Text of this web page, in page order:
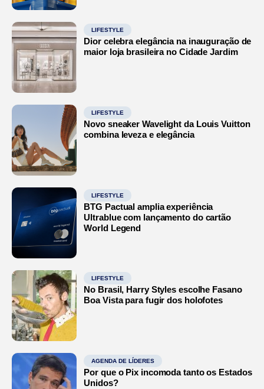
LIFESTYLE
Dior celebra elegância na inauguração de
maior loja brasileira no Cidade Jardim
LIFESTYLE
Novo sneaker Wavelight da Louis Vuitton
combina leveza e elegância
LIFESTYLE
BTG Pactual amplia experiência
Ultrablue com lançamento do cartão
World Legend
LIFESTYLE
No Brasil, Harry Styles escolhe Fasano
Boa Vista para fugir dos holofotes
AGENDA DE LÍDERES
Por que o Pix incomoda tanto os Estados
Unidos?